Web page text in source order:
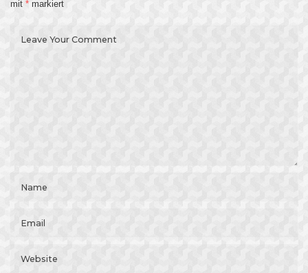
mit * markiert